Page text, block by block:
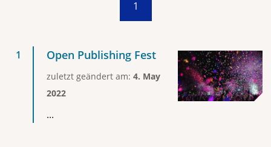
1
Open Publishing Fest
zuletzt geändert am: 4. May
2022
...